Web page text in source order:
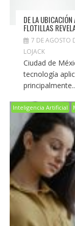
DE LA
FLOTILLAS
7 DE AGOSTO
LOJACK
Ciudad de
tecnología
Inteligencia Artificial